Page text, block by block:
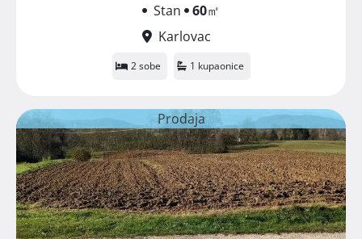
Stan 60㎡
Karlovac
2 sobe 1 kupaonice
Prodaja